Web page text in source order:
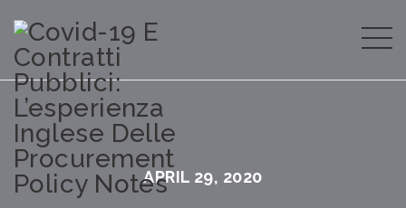
APRIL 29, 2020